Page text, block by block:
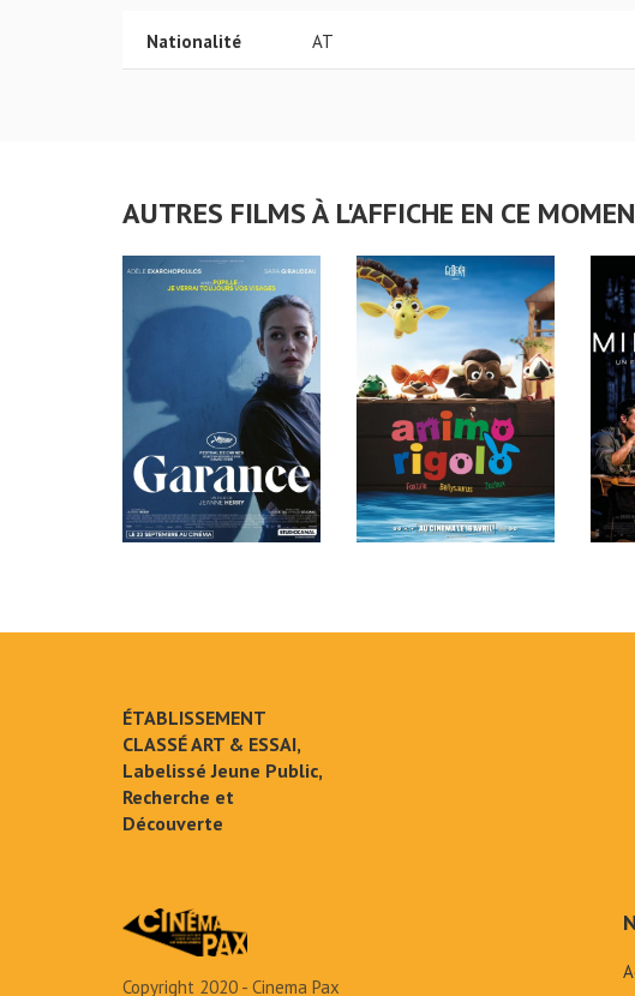
Nationalité AT
AUTRES FILMS À L'AFFICHE EN CE
ÉTABLISSEMENT
CLASSÉ ART & ESSAI,
Labelissé Jeune Public,
Recherche et
Découverte
Copyright 2020 - Cinema Pax